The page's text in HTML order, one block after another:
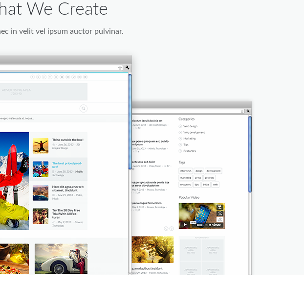
We Create
in velit vel ipsum auctor pulvinar.